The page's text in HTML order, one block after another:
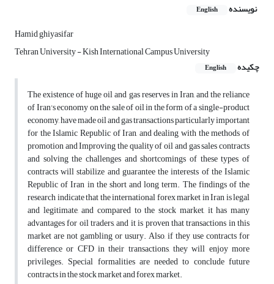
نویسنده English
Hamid ghiyasifar
Tehran University - Kish International Campus University
چکیده
English
The existence of huge oil and gas reserves in Iran, and the reliance
of Iran's economy on the sale of oil in the form of a single-product
economy, have made oil and gas transactions particularly important
for the Islamic Republic of Iran, and dealing with the methods of
promotion and Improving the quality of oil and gas sales contracts
and solving the challenges and shortcomings of these types of
contracts will stabilize and guarantee the interests of the Islamic
Republic of Iran in the short and long term. The findings of the
research indicate that the international forex market in Iran is legal
and legitimate, and compared to the stock market, it has many
advantages for oil traders, and it is proven that transactions in this
market are not gambling or usury. Also, if they use contracts for
difference or CFD in their transactions, they will enjoy more
privileges. Special formalities are needed to conclude future
contracts in the stock market and forex market.